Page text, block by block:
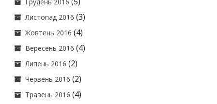
Листопад 2016 (3)
Жовтень 2016 (4)
Вересень 2016 (4)
Липень 2016 (2)
Червень 2016 (2)
Травень 2016 (4)